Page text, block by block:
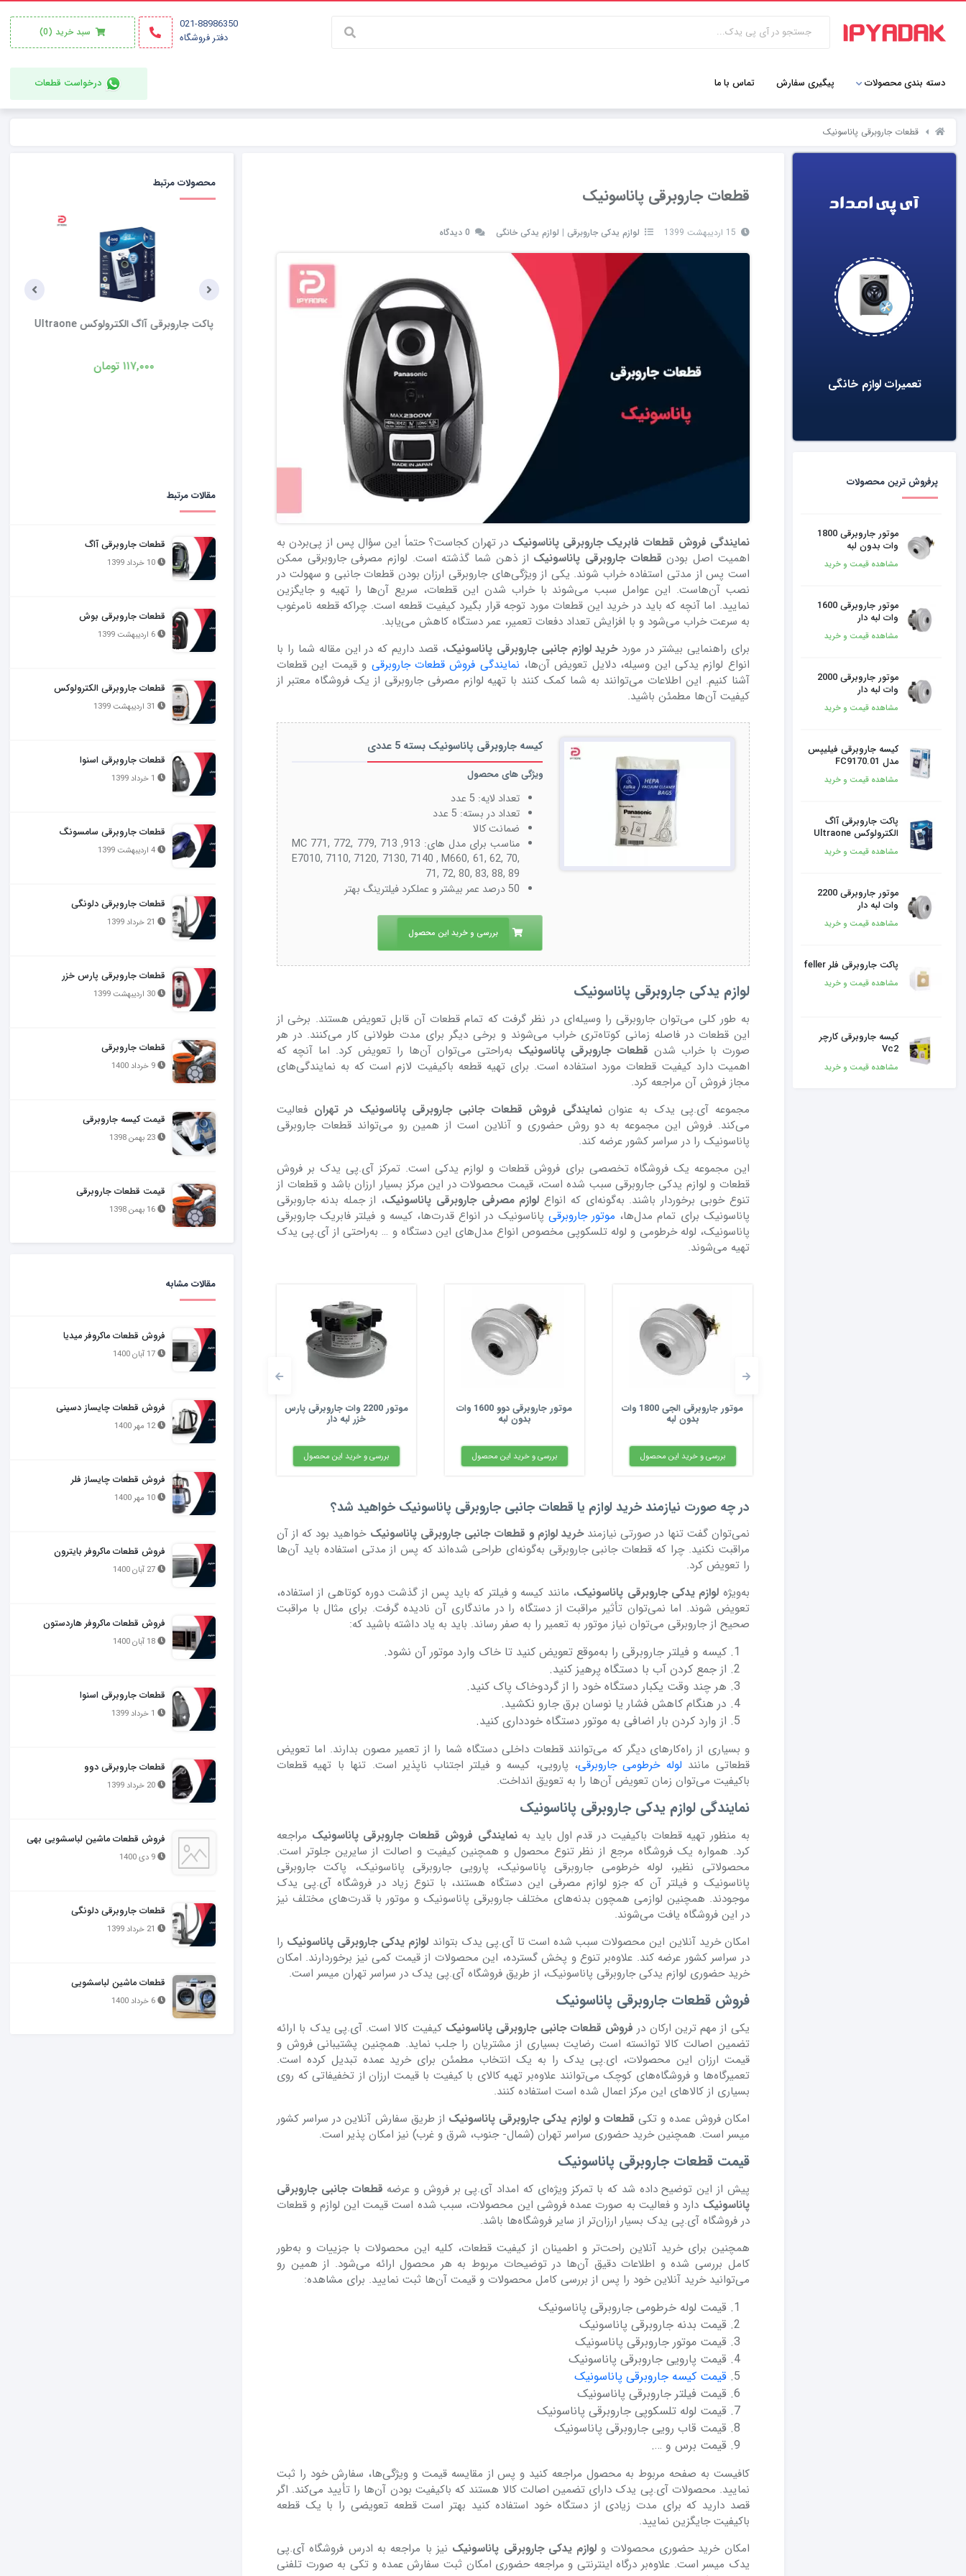
021-88986350
دفتر فروشگاه
سبد خرید (0)
دسته بندی محصولات پیگیری سفارش تماس با ما درخواست قطعات
قطعات جاروبرقی پاناسونیک
تعمیرات لوازم خانگی
پرفروش ترین محصولات
موتور جاروبرقی 1800
وات بدون لبه
مشاهده قیمت و خرید
موتور جاروبرقی 1600
وات لبه دار
مشاهده قیمت و خرید
موتور جاروبرقی 2000
وات لبه دار
مشاهده قیمت و خرید
کیسه جاروبرقی فیلیپس
مدل FC9170.01
مشاهده قیمت و خرید
پاکت جاروبرقی آاگ
الکترولوکس Ultraone
مشاهده قیمت و خرید
موتور جاروبرقی 2200
وات لبه دار
مشاهده قیمت و خرید
پاکت جاروبرقی فلر feller
مشاهده قیمت و خرید
کیسه جاروبرقی کارچر
Vc2
مشاهده قیمت و خرید
قطعات جاروبرقی پاناسونیک
لوازم یدکی جاروبرقی | لوازم یدکی خانگی
نمایندگی فروش قطعات فابریک جاروبرقی پاناسونیک در تهران کجاست؟ حتماً این سؤال پس از پی‌بردن به
اهمیت اصل بودن قطعات جاروبرقی پاناسونیک از ذهن شما گذشته است. لوازم مصرفی جاروبرقی ممکن
است پس از مدتی استفاده خراب شوند. یکی از ویژگی‌های جاروبرقی ارزان بودن قطعات جانبی و سهولت در
نصب آن‌‌‌‌‌‌‌‌هاست. این عوامل سبب می‌شوند با خراب شدن این قطعات، سریع آن‌‌‌‌‌‌‌‌ها را تهیه و جایگزین
نمایید. اما آنچه که باید در خرید این قطعات مورد توجه قرار بگیرد کیفیت قطعه است. چراکه قطعه نامرغوب
به سرعت خراب می‌شود و با افزایش تعداد دفعات تعمیر، عمر دستگاه کاهش می‌یابد.
برای راهنمایی بیشتر در موردخرید لوازم جانبی جاروبرقی پاناسونیک، قصد داریم که در این مقاله شما را با
انواع لوازم یدکی این وسیله، دلایل تعویض آن‌‌‌‌‌‌‌‌ها، نمایندگی فروش قطعات جاروبرقی و قیمت این قطعات
آشنا کنیم. این اطلاعات می‌توانند به شما کمک کنند با تهیه لوازم مصرفی جاروبرقی از یک فروشگاه معتبر از
کیفیت آن‌ها مطمئن باشید.
کیسه جاروبرقی پاناسونیک بسته 5 عددی
ویژگی های محصول
تعداد لایه: 5 عدد
تعداد در بسته: 5 عدد
ضمانت کالا
مناسب برای مدل های: 913, 713 MC 771, 772, 779,
E7010, 7110, 7120, 7130, 7140 , M660, 61, 62, 70,
71, 72, 80, 83, 88, 89
50 درصد عمر بیشتر و عملکرد فیلترینگ بهتر
بررسی و خرید این محصول
لوازم یدکی جاروبرقی پاناسونیک
به طور کلی می‌توان جاروبرقی را وسیله‌ای در نظر گرفت که تمام قطعات آن قابل تعویض هستند. برخی از
این قطعات در فاصله زمانی کوتاه‌تری خراب می‌شوند و برخی دیگر برای مدت طولانی کار می‌کنند. در هر
صورت با خراب شدن قطعات جاروبرقی پاناسونیک به‌راحتی می‌توان آن‌ها را تعویض کرد. اما آنچه که
اهمیت دارد کیفیت قطعات مورد استفاده است. برای تهیه قطعه باکیفیت لازم است که به نمایندگی‌های
مجاز فروش آن مراجعه کرد.
مجموعه آی.پی یدک به عنواننمایندگی فروش قطعات جانبی جاروبرقی پاناسونیک در تهران فعالیت
می‌کند. فروش این مجموعه به دو روش حضوری و آنلاین است از همین رو می‌تواند قطعات جاروبرقی
پاناسونیک را در سراسر کشور عرضه کند.
این مجموعه یک فروشگاه تخصصی برای فروش قطعات و لوازم یدکی است. تمرکز آی.پی یدک بر فروش
قطعات و لوازم یدکی جاروبرقی سبب شده است، قیمت محصولات در این مرکز بسیار ارزان باشد و قطعات از
تنوع خوبی برخوردار باشند. به‌گونه‌ای که انواع لوازم مصرفی جاروبرقی پاناسونیک، از جمله بدنه جاروبرقی
پاناسونیک برای تمام مدل‌ها، موتور جاروبرقی پاناسونیک در انواع قدرت‌ها، کیسه و فیلتر فابریک جاروبرقی
پاناسونیک، لوله خرطومی و لوله تلسکوپی مخصوص انواع مدل‌های این دستگاه و … به‌‌راحتی از آی.پی یدک
تهیه می‌شوند.
موتور جاروبرقی دوو 1600 وات
بدون لبه
بررسی و خرید این محصول
موتور 2200 وات جاروبرقی پارس
خزر لبه دار
بررسی و خرید این محصول
موتور جاروبرقی ال جی 2200
وات لبه دار
بررسی و خرید این محصول
موتور 2200 وات جاروبرقی بوش
بدون لبه
در چه صورت نیازمند خرید لوازم یا قطعات جانبی جاروبرقی پاناسونیک خواهید شد؟
نمی‌توان گفت تنها در صورتی نیازمندخرید لوازم و قطعات جانبی جاروبرقی پاناسونیک خواهید بود که از آن
مراقبت نکنید. چرا که قطعات جانبی جاروبرقی به‌گونه‌ای طراحی شده‌اند که پس از مدتی استفاده باید آن‌ها
را تعویض کرد.
به‌ویژه لوازم یدکی جاروبرقی پاناسونیک، مانند کیسه و فیلتر که باید پس از گذشت دوره کوتاهی از استفاده،
تعویض شوند. اما نمی‌توان تأثیر مراقبت از دستگاه را در ماندگاری آن نادیده گرفت. برای مثال با مراقبت
صحیح از جاروبرقی می‌توان نیاز موتور به تعمیر را به صفر رساند. باید به یاد داشته باشید که:
کیسه و فیلتر جاروبرقی را به‌موقع تعویض کنید تا خاک وارد موتور آن نشود.
از جمع کردن آب با دستگاه پرهیز کنید.
هر چند وقت یکبار دستگاه خود را از گردوخاک پاک کنید.
در هنگام کاهش فشار یا نوسان برق جارو نکشید.
از وارد کردن بار اضافی به موتور دستگاه خودداری کنید.
و بسیاری از راه‌کارهای دیگر که می‌توانند قطعات داخلی دستگاه شما را از تعمیر مصون بدارند. اما تعویض
قطعاتی مانند لوله خرطومی جاروبرقی، پارویی، کیسه و فیلتر اجتناب ناپذیر است. تنها با تهیه قطعات
باکیفیت می‌توان زمان تعویض آن‌ها را به تعویق انداخت.
نمایندگی لوازم یدکی جاروبرقی پاناسونیک
به منظور تهیه قطعات باکیفیت در قدم اول باید بهنمایندگی فروش قطعات جاروبرقی پاناسونیک مراجعه
کرد. همواره یک فروشگاه مرجع از نظر تنوع محصول و همچنین کیفیت و اصالت از سایرین جلوتر است.
محصولاتی نظیر، لوله خرطومی جاروبرقی پاناسونیک، پارویی جاروبرقی پاناسونیک، پاکت جاروبرقی
پاناسونیک و فیلتر آن که جزو لوازم مصرفی این دستگاه هستند، با تنوع زیاد در فروشگاه آی.پی یدک
موجودند. همچنین لوازمی همچون بدنه‌های مختلف جاروبرقی پاناسونیک و موتور با قدرت‌های مختلف نیز
در این فروشگاه یافت می‌شوند.
امکان خرید آنلاین این محصولات سبب شده است تا آی.پی یدک بتواند لوازم یدکی جاروبرقی پاناسونیک را
در سراسر کشور عرضه کند. علاوه‌بر تنوع و پخش گسترده، این محصولات از قیمت کمی نیز برخوردارند. امکان
خرید حضوری لوازم یدکی جاروبرقی پاناسونیک، از طریق فروشگاه آی.پی یدک در سراسر تهران میسر است.
فروش قطعات جاروبرقی پاناسونیک
یکی از مهم ترین ارکان در فروش قطعات جانبی جاروبرقی پاناسونیک کیفیت کالا است. آی.پی یدک با ارائه
تضمین اصالت کالا توانسته است رضایت بسیاری از مشتریان را جلب نماید. همچنین پشتیبانی فروش و
قیمت ارزان این محصولات، ای.پی یدک را به یک انتخاب مطمئن برای خرید عمده تبدیل کرده است.
تعمیرگاه‌ها و فروشگاه‌های کوچک می‌توانند علاوه‌بر تهیه کالای با کیفیت با قیمت ارزان از تخفیفاتی که روی
بسیاری از کالاهای این مرکز اعمال شده است استفاده کنند.
امکان فروش عمده و تکی قطعات و لوازم یدکی جاروبرقی پاناسونیک از طریق سفارش آنلاین در سراسر کشور
میسر است. همچنین خرید حضوری سراسر تهران (شمال- جنوب، شرق و غرب) نیز امکان پذیر است.
قیمت قطعات جاروبرقی پاناسونیک
پیش از این توضیح داده شد که با تمرکز ویژه‌ای که امداد آی.پی بر فروش و عرضه قطعات جانبی جاروبرقی
پاناسونیک دارد و فعالیت به صورت عمده فروشی این محصولات، سبب شده است قیمت این لوازم و قطعات
در فروشگاه آی.پی یدک بسیار ارزان‌تر از سایر فروشگاه‌ها باشد.
همچنین برای خرید آنلاین راحت‌تر و اطمینان از کیفیت قطعات، کلیه این محصولات با جزییات و به‌طور
کامل بررسی شده و اطلاعات دقیق آن‌‌‌‌‌‌‌‌ها در توضیحات مربوط به هر محصول ارائه می‌شود. از همین رو
می‌توانید خرید آنلاین خود را پس از بررسی کامل محصولات و قیمت آن‌ها ثبت نمایید. برای مشاهده:
قیمت لوله خرطومی جاروبرقی پاناسونیک
قیمت بدنه جاروبرقی پاناسونیک
قیمت موتور جاروبرقی پاناسونیک
قیمت پارویی جاروبرقی پاناسونیک
قیمت کیسه جاروبرقی پاناسونیک
قیمت فیلتر جاروبرقی پاناسونیک
قیمت لوله تلسکوپی جاروبرقی پاناسونیک
قیمت قاب رویی جاروبرقی پاناسونیک
قیمت برس و ….
کافیست به صفحه مربوط به محصول مراجعه کنید و پس از مقایسه قیمت و ویژگی‌ها، سفارش خود را ثبت
نمایید. محصولات آی.پی یدک دارای تضمین اصالت کالا هستند که باکیفیت بودن آن‌‌‌‌‌‌‌‌ها را تأیید می‌کند. اگر
قصد دارید که برای مدت زیادی از دستگاه خود استفاده کنید بهتر است قطعه تعویضی را با یک قطعه
باکیفیت جایگزین نمایید.
امکان خرید حضوری محصولات و لوازم یدکی جاروبرقی پاناسونیک نیز با مراجعه به ادرس فروشگاه آی.پی
یدک میسر است. علاوه‌بر درگاه اینترنتی و مراجعه حضوری امکان ثبت سفارش عمده و تکی به صورت تلفنی
محصولات مرتبط
موتور جاروبرقی بوش اصلی
۸۰۰,۰۰۰
پاکت جاروبرقی آاگ الکترولوکس Ultraone
۱۱۷,۰۰۰ تومان
فیلتر هپا جاروبرقی فیلیپس مدل FC8470
تماس بگیرید
مقالات مرتبط
قطعات جاروبرقی آاگ
قطعات جاروبرقی بوش
قطعات جاروبرقی الکترولوکس
قطعات جاروبرقی اسنوا
قطعات جاروبرقی سامسونگ
قطعات جاروبرقی دلونگی
قطعات جاروبرقی پارس خزر
قطعات جاروبرقی
قیمت کیسه جاروبرقی
قیمت قطعات جاروبرقی
مقالات مشابه
فروش قطعات ماکروفر میدیا
فروش قطعات چایساز دسینی
12 مهر 1400
فروش قطعات چایساز فلر
فروش قطعات ماکروفر بایترون
فروش قطعات ماکروفر هاردستون
قطعات جاروبرقی اسنوا
قطعات جاروبرقی دوو
فروش قطعات ماشین لباسشویی بهی
قطعات جاروبرقی دلونگی
قطعات ماشین لباسشویی